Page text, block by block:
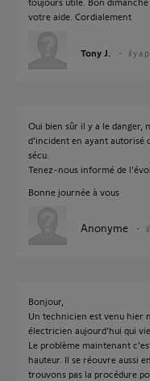
votre aide. Cordialement
Tony J. il y a
Oui bien sûr il y a le danger,
d'incident en ayant autorisé
sécu.
Tenez-nous informé de
Bonne journée à vous
Anonyme
Bonjour,
Un technicien est venu hier
électricien aujourd'hui qui
Le problème maintenant
hauteur. Il se réouvre aussi
trouvons pas la procédure